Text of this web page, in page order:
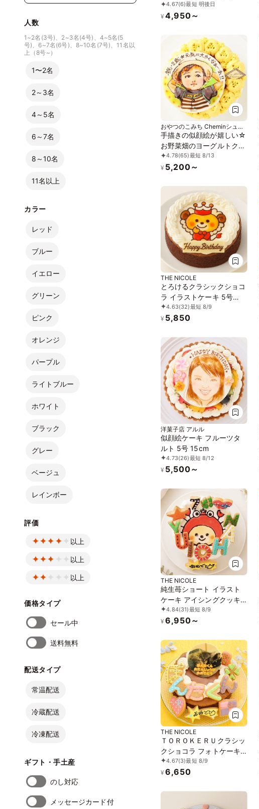
人数
1~2名(3号)、2~3名(4号)、4~5名(5
号)、6~7名(6号)、8~10名(7号)、11名以
上（8号~）
1〜2名
2～3名
4～5名
6～7名
8～10名
11名以上
カラー
レッド
ブルー
イエロー
グリーン
ピンク
オレンジ
パープル
ライトブルー
ホワイト
ブラック
グレー
ベージュ
レインボー
評価
以上
以上
以上
価格タイプ
セール中
送料無料
配送タイプ
常温配送
冷蔵配送
冷凍配送
ギフト・手土産
のし対応
メッセージカード付
ケーキデコレーション 4号
12cm 【オプション選択で
【お好きなイラストも人気
です】【当日OKです】
4.67(6)最短 明後日
¥ 4,950～
おやつのこみち Cheminシュマ
ン
手描きの似顔絵が嬉しい☆
お野菜畑のヨーグルトクリ
ームケーキ（カボチャクリ
ーム）4号 12cm
4.78(65)最短 8/13
¥ 5,200～
THE NICOLE
とろけるクラシックショコ
ラ イラストケーキ 5号
15cm ギフトに最適
4.63(32)最短 8/9
¥ 5,850
洋菓子店 アルル
似顔絵ケーキ フルーツタ
ルト 5号 15cm
4.73(26)最短 8/12
¥ 5,500～
THE NICOLE
純生苺ショート イラスト
ケーキ アイシングクッキ
ーケーキ 4号 12cm ギフト
に最適
4.84(31)最短 8/9
¥ 6,950～
THE NICOLE
ＴＯＲＯＫＥＲＵクラシッ
クショコラ フォトケーキ
ひらがなアイシングクッキ
ーケーキ 写真ケーキ 5号
場しました 【お好きなイ
ラストも人気です】
4.67(3)最短 8/9
¥ 6,650